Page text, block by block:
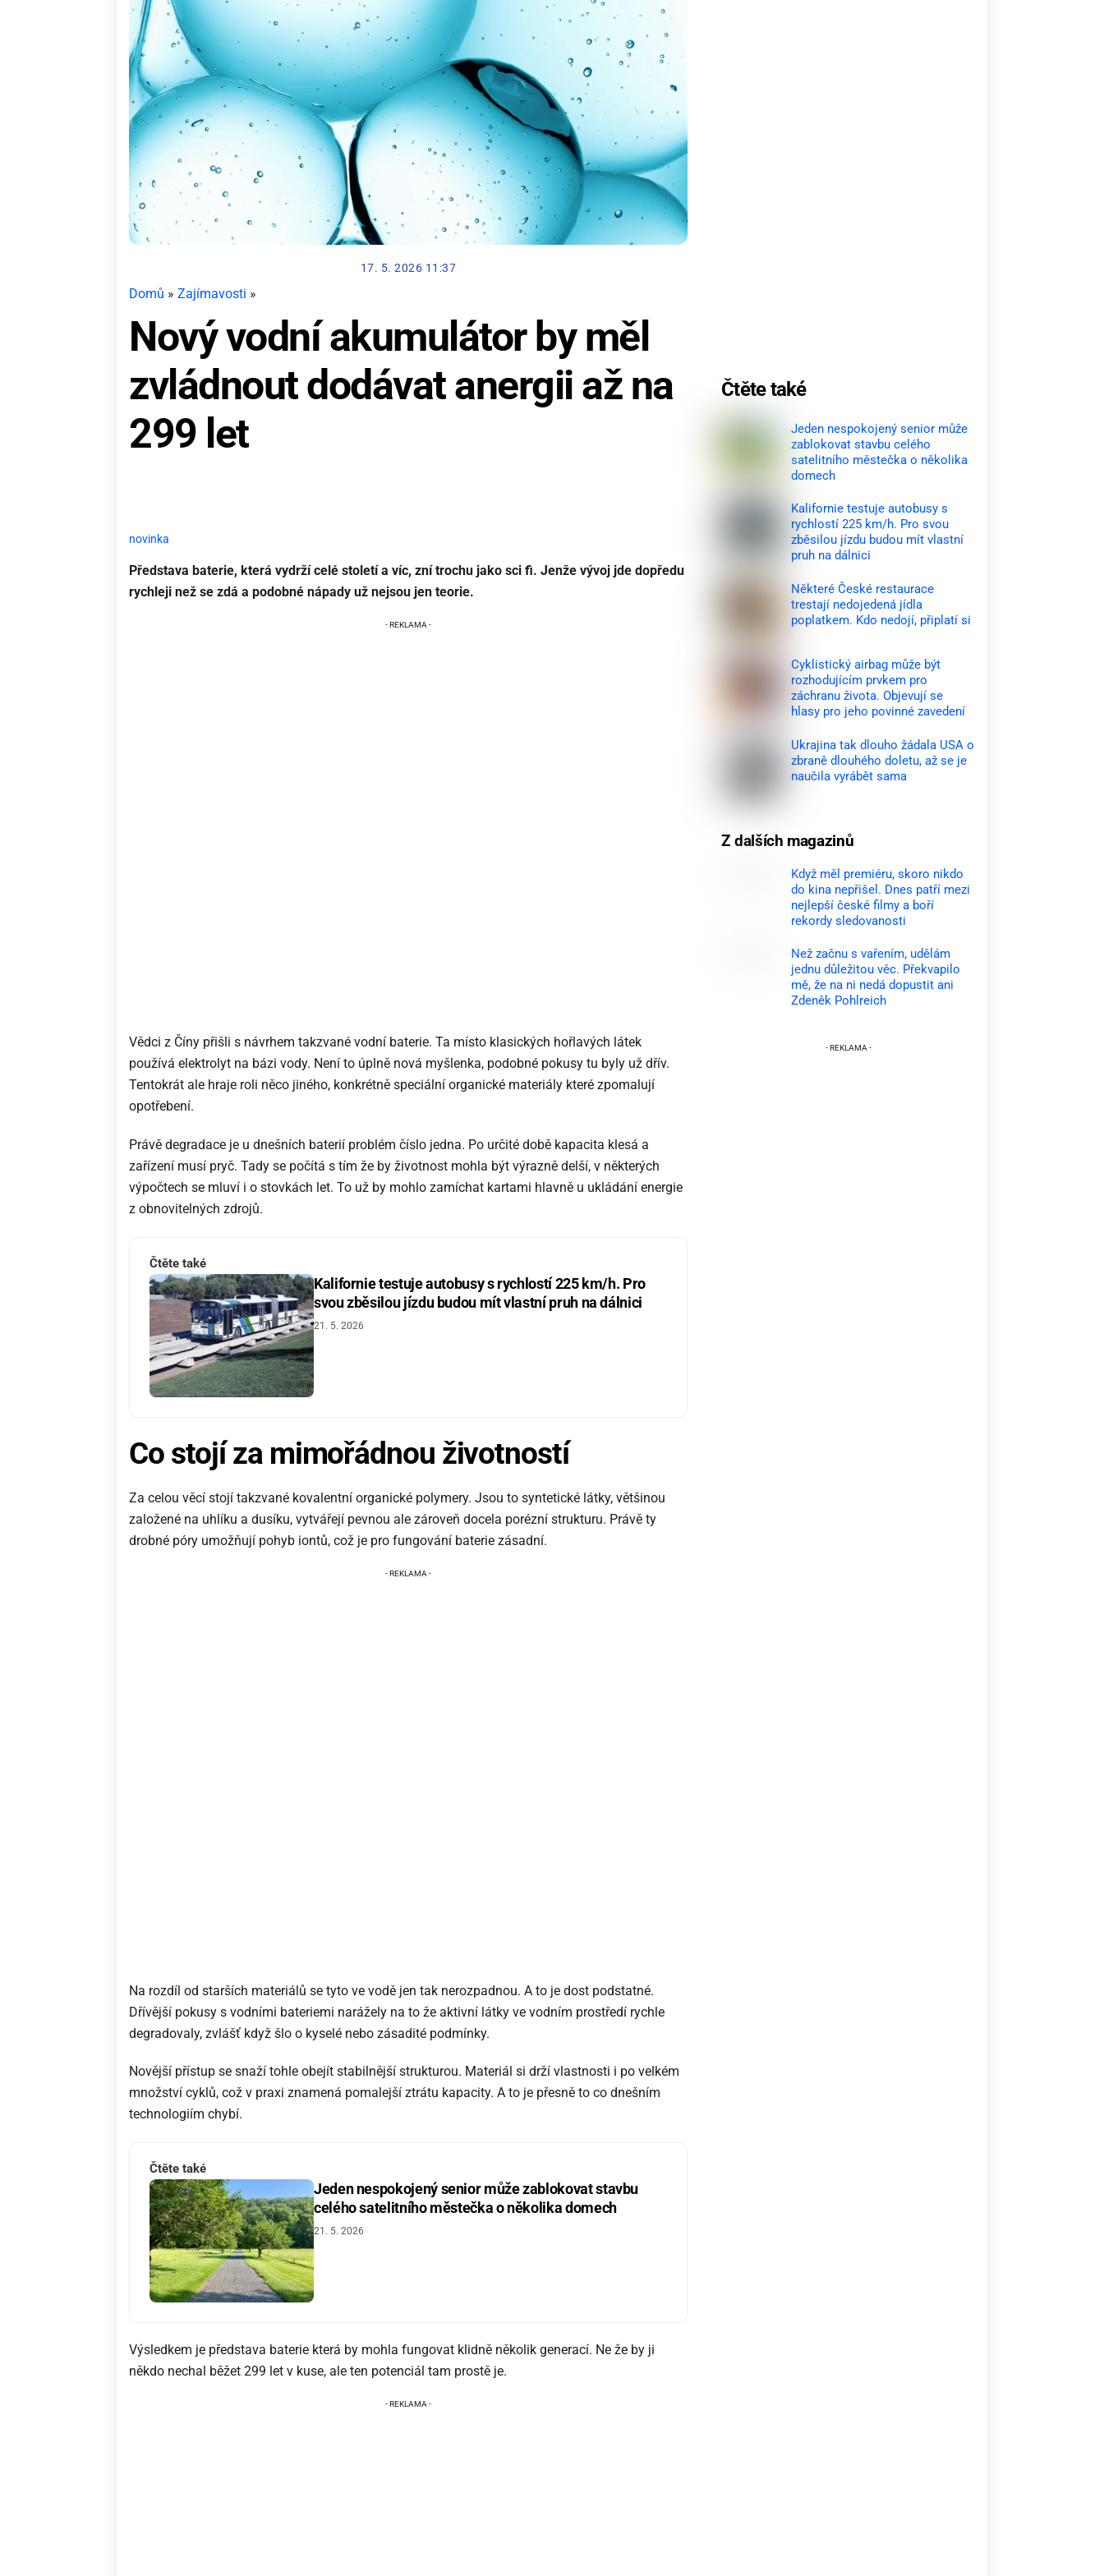
17. 5. 2026 11:37
Domů » Zajímavosti »
Nový vodní akumulátor by měl
zvládnout dodávat anergii až na
299 let
novinka
Představa baterie, která vydrží celé století a víc, zní trochu jako sci fi. Jenže vývoj jde dopředu
rychleji než se zdá a podobné nápady už nejsou jen teorie.
Vědci z Číny přišli s návrhem takzvané vodní baterie. Ta místo klasických hořlavých látek
používá elektrolyt na bázi vody. Není to úplně nová myšlenka, podobné pokusy tu byly už dřív.
Tentokrát ale hraje roli něco jiného, konkrétně speciální organické materiály které zpomalují
opotřebení.
Právě degradace je u dnešních baterií problém číslo jedna. Po určité době kapacita klesá a
zařízení musí pryč. Tady se počítá s tím že by životnost mohla být výrazně delší, v některých
výpočtech se mluví i o stovkách let. To už by mohlo zamíchat kartami hlavně u ukládání energie
z obnovitelných zdrojů.
Čtěte také
Kalifornie testuje autobusy s rychlostí 225 km/h. Pro
svou zběsilou jízdu budou mít vlastní pruh na dálnici
21. 5. 2026
Co stojí za mimořádnou životností
Za celou věcí stojí takzvané kovalentní organické polymery. Jsou to syntetické látky, většinou
založené na uhlíku a dusíku, vytvářejí pevnou ale zároveň docela porézní strukturu. Právě ty
drobné póry umožňují pohyb iontů, což je pro fungování baterie zásadní.
Na rozdíl od starších materiálů se tyto ve vodě jen tak nerozpadnou. A to je dost podstatné.
Dřívější pokusy s vodními bateriemi narážely na to že aktivní látky ve vodním prostředí rychle
degradovaly, zvlášť když šlo o kyselé nebo zásadité podmínky.
Novější přístup se snaží tohle obejít stabilnější strukturou. Materiál si drží vlastnosti i po velkém
množství cyklů, což v praxi znamená pomalejší ztrátu kapacity. A to je přesně to co dnešním
technologiím chybí.
Čtěte také
Jeden nespokojený senior může zablokovat stavbu
celého satelitního městečka o několika domech
21. 5. 2026
Výsledkem je představa baterie která by mohla fungovat klidně několik generací. Ne že by ji
někdo nechal běžet 299 let v kuse, ale ten potenciál tam prostě je.
Čtěte také
Jeden nespokojený senior může
zablokovat stavbu celého
satelitního městečka o několika
domech
Kalifornie testuje autobusy s
rychlostí 225 km/h. Pro svou
zběsilou jízdu budou mít vlastní
pruh na dálnici
Některé České restaurace
trestají nedojedená jídla
poplatkem. Kdo nedojí, připlatí si
Cyklistický airbag může být
rozhodujícím prvkem pro
záchranu života. Objevují se
hlasy pro jeho povinné zavedení
Ukrajina tak dlouho žádala USA o
zbraně dlouhého doletu, až se je
naučila vyrábět sama
Z dalších magazinů
Když měl premiéru, skoro nikdo
do kina nepřišel. Dnes patří mezi
nejlepší české filmy a boří
rekordy sledovanosti
Než začnu s vařením, udělám
jednu důležitou věc. Překvapilo
mě, že na ni nedá dopustit ani
Zdeněk Pohlreich